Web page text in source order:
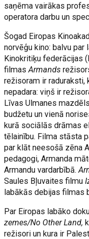
saņēma vairākas
operatora darbu un
Šogad Eiropas
norvēģu kino: balvu
Kinokritiķu federācijas
filmasArmands
režisoram ir
nepadara: viņš ir
Līvas Ulmanes
budžetu un vienā
kurā sociālās drāmas
tēlainību. Filma stāsta
par klāt neesošā zēna
pedagogi, Armanda
Armandu vardarbībā.
Saules Bļuvaites filmu
labākās debijas filmas
Par Eiropas labāko
zemes/No Other Land,
režisori un kura ir